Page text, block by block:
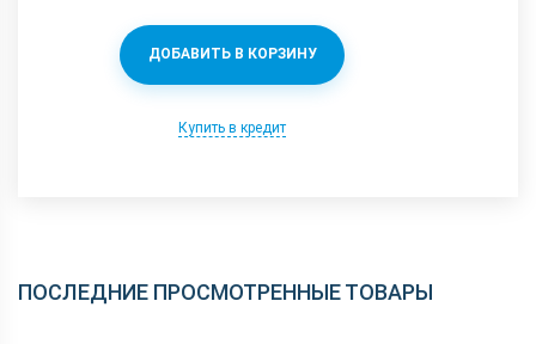
ДОБАВИТЬ В КОРЗИНУ
Купить в кредит
ПОСЛЕДНИЕ ПРОСМОТРЕННЫЕ ТОВАРЫ